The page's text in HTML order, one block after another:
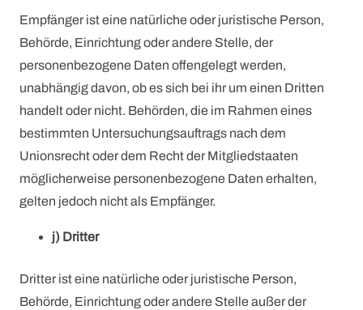
Empfänger ist eine natürliche oder juristische Person,
Behörde, Einrichtung oder andere Stelle, der
personenbezogene Daten offengelegt werden,
unabhängig davon, ob es sich bei ihr um einen Dritten
handelt oder nicht. Behörden, die im Rahmen eines
bestimmten Untersuchungsauftrags nach dem
Unionsrecht oder dem Recht der Mitgliedstaaten
möglicherweise personenbezogene Daten erhalten,
gelten jedoch nicht als Empfänger.
j) Dritter
Dritter ist eine natürliche oder juristische Person,
Behörde, Einrichtung oder andere Stelle außer der